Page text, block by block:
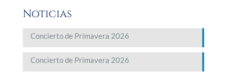
Noticias
Concierto de Primavera 2026
Concierto de Primavera 2026